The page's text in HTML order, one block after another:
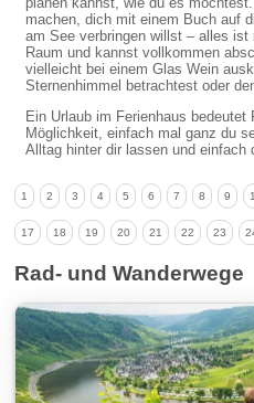
machen, dich mit einem Buch auf
am See verbringen willst – alles
Raum und kannst vollkommen
vielleicht bei einem Glas Wein
Sternenhimmel betrachtest oder
Ein Urlaub im Ferienhaus
Möglichkeit, einfach mal ganz du
Alltag hinter dir lassen und einfach
1 2 3 4 5 6 7 8 9
17 18 19 20 21 22 23
Rad- und Wanderwege